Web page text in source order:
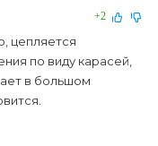
+2
цепляется
по виду карасей,
в большом